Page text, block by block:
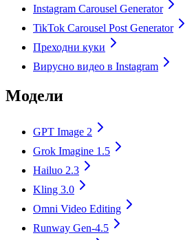
Instagram Carousel Generator
TikTok Carousel Post Generator
Преходни куки
Вирусно видео в Instagram
Модели
GPT Image 2
Grok Imagine 1.5
Hailuo 2.3
Kling 3.0
Omni Video Editing
Runway Gen-4.5